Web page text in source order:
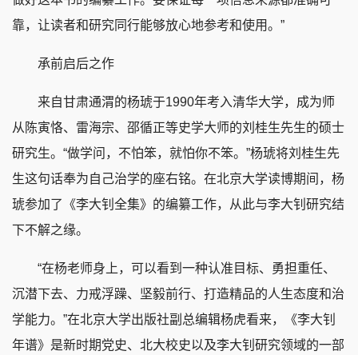
靠，让读者和研究同行能够放心地参考和使用。”
承前启后之作
来自甘肃通渭的杨琥于1990年考入清华大学，成为师
从陈寅恪、雷海宗、邵循正等史学大师的刘桂生先生的硕士
研究生。“做学问，不怕笨，就怕你不笨。”杨琥将刘桂生先
生这句话奉为自己治学的座右铭。在北京大学读博期间，杨
琥参加了《李大钊全集》的编纂工作，从此与李大钊研究结
下不解之缘。
“在杨老师身上，可以看到一种认准目标、勇担重任、
沉潜下去、力戒浮躁、坚毅前行、打造精品的人生态度和治
学能力。”在北京大学出版社副总编辑杨虎看来，《李大钊
年谱》是新时期党史、北大校史以及李大钊研究领域的一部